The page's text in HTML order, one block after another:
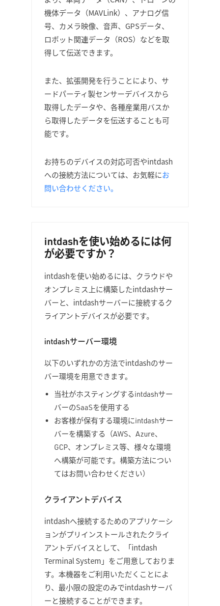
機体データ（MAVLink）、アナログ信
号、カメラ映像、音声、GPSデータ、
ロボット関連データ（ROS）などを取
得して伝送できます。
また、拡張開発を行うことにより、サ
ードパーティ製センサーデバイスから
取得したデータや、各種産業用バスか
ら取得したデータを伝送することも可
能です。
お持ちのデバイスの対応可否やintdash
への接続方法については、お気軽にお
問い合わせください。
intdashを使い始めるには何
が必要ですか？
intdashを使い始めるには、クラウドや
オンプレミス上に構築したintdashサー
バーと、intdashサーバーに接続するク
ライアントデバイスが必要です。
intdashサーバー環境
以下のいずれかの方法でintdashのサー
バー環境を用意できます。
当社がホスティングするintdashサー
バーのSaaSを使用する
お客様が保有する環境にintdashサー
バーを構築する（AWS、Azure、
GCP、オンプレミス等、様々な環境
へ構築が可能です。構築方法につい
てはお問い合わせください）
クライアントデバイス
intdashへ接続するためのアプリケーシ
ョンがプリインストールされたクライ
アントデバイスとして、「intdash
Terminal System」をご用意しておりま
す。本機器をご利用いただくことによ
り、最小限の設定のみでintdashサーバ
ーと接続することができます。